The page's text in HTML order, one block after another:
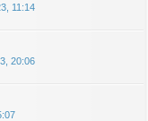
11:14
20:06